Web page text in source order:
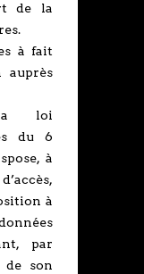
de la
à fait
auprès
la loi
du 6
à
à
par
son